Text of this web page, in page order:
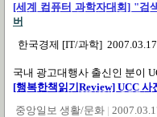
[세계 컴퓨터 과학자대회] "검
버
한국경제 [IT/과학]
국내 광고대행사 출신인 분이
[행복한책읽기Review] UCC 사
중앙일보 생활/문화 |